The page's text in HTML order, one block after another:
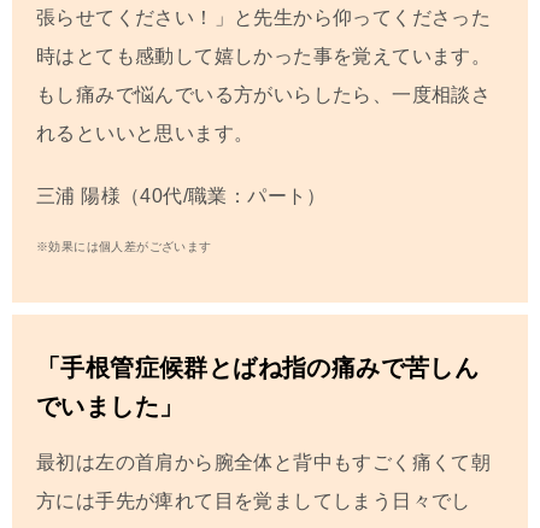
張らせてください！」と先生から仰ってくださった
時はとても感動して嬉しかった事を覚えています。
もし痛みで悩んでいる方がいらしたら、一度相談さ
れるといいと思います。
三浦 陽様（40代/職業：パート）
※効果には個人差がございます
「手根管症候群とばね指の痛みで苦しん
でいました」
最初は左の首肩から腕全体と背中もすごく痛くて朝
方には手先が痺れて目を覚ましてしまう日々でし